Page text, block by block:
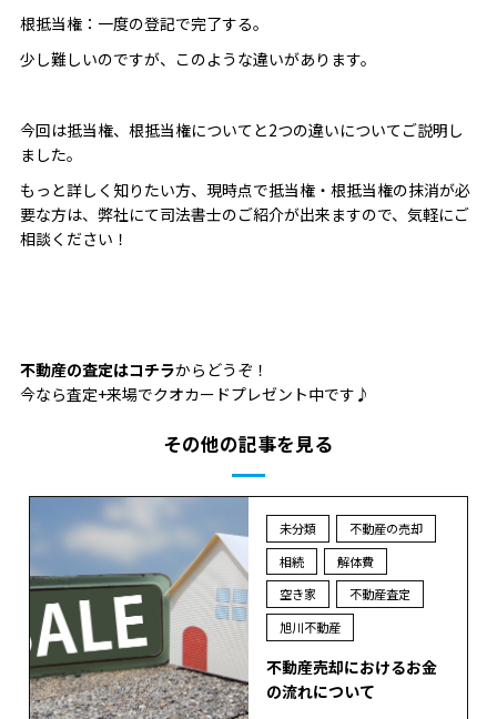
根抵当権：一度の登記で完了する。
少し難しいのですが、このような違いがあります。
今回は抵当権、根抵当権についてと2つの違いについてご説明し
ました。
もっと詳しく知りたい方、現時点で抵当権・根抵当権の抹消が必
要な方は、弊社にて司法書士のご紹介が出来ますので、気軽にご
相談ください！
不動産の査定はコチラからどうぞ！
今なら査定+来場でクオカードプレゼント中です♪
その他の記事を見る
未分類
不動産の売却
相続
解体費
空き家
不動産査定
旭川不動産
不動産売却におけるお金
の流れについて